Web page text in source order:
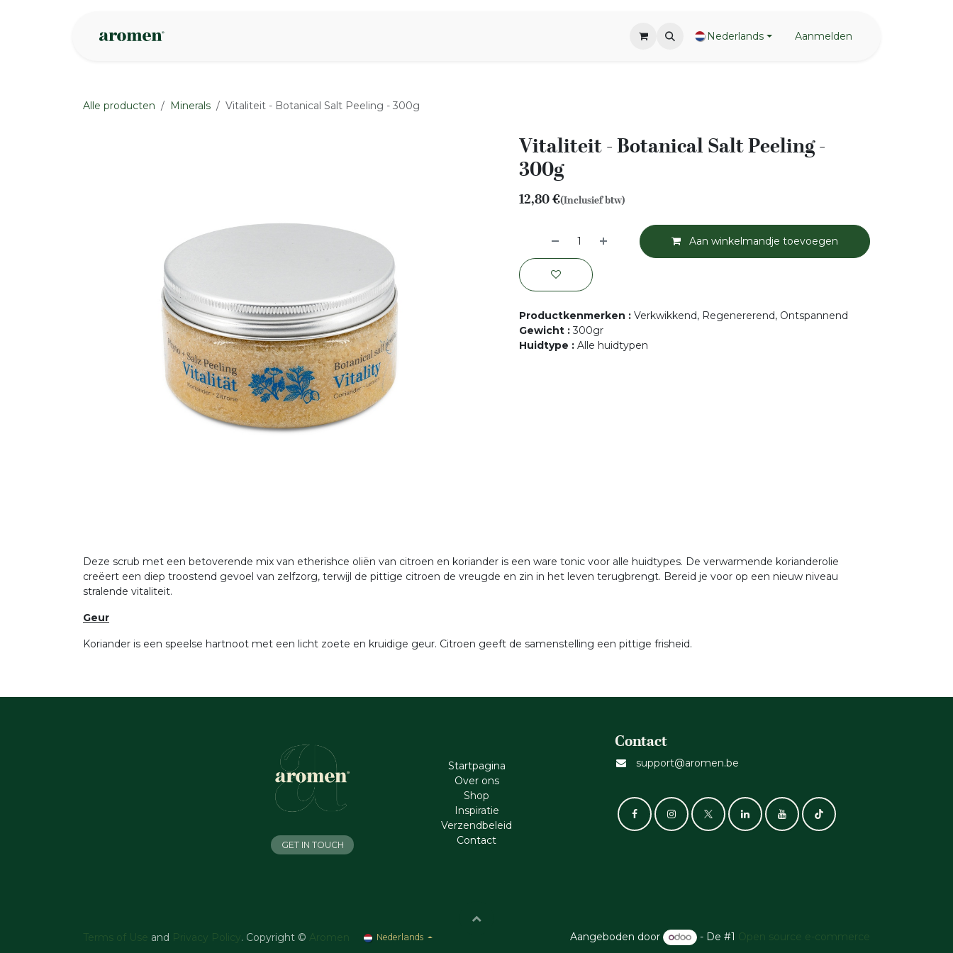
Nederlands Aanmelden
Alle producten Minerals Vitaliteit - Botanical Salt Peeling - 300g
Vitaliteit - Botanical Salt Peeling -
300g
12,80€(Inclusief btw)
Aan winkelmandje toevoegen
Productkenmerken : Verkwikkend, Regenererend, Ontspannend
Gewicht : 300gr
Huidtype : Alle huidtypen
Deze scrub met een betoverende mix van etherishce oliën van citroen en koriander is een ware tonic voor alle huidtypes. De verwarmende korianderolie
creëert een diep troostend gevoel van zelfzorg, terwijl de pittige citroen de vreugde en zin in het leven terugbrengt. Bereid je voor op een nieuw niveau
stralende vitaliteit.
Geur
Koriander is een speelse hartnoot met een licht zoete en kruidige geur. Citroen geeft de samenstelling een pittige frisheid.
Startpagina
Ove​r​ ons
Shop
Inspiratie
Verzendbeleid
Cont​act
Contact
support@aromen.be
GET IN TOUCH
Terms of Use and Privacy Policy . Copyright © Aromen Nederlands Aangeboden door - De #1 Open source e-commerce